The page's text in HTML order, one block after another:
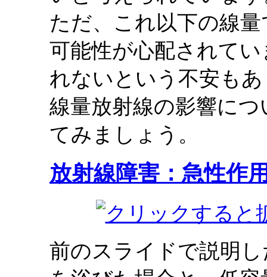
ただ、これ以下の線
可能性が心配されて
れないという不安も
線量放射線の影響に
てみましょう。
放射線障害：急性作
前のスライドで説明